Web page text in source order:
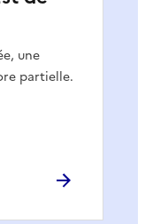
une
partielle.